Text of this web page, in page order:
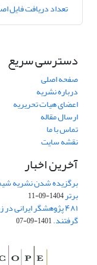
تعداد دریافت فایل
دسترسی سریع
صفحه اصلی
درباره نشریه
اعضای هیات تحریریه
ارسال مقاله
تماس با ما
نقشه سایت
آخرین اخبار
برگزیده شدن نشریه
برتر1404-09-11
۴۸۱ پژوهشگر
گرفتند.1401-09-07